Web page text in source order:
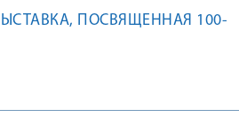
ПОСВЯЩЕННАЯ 100-